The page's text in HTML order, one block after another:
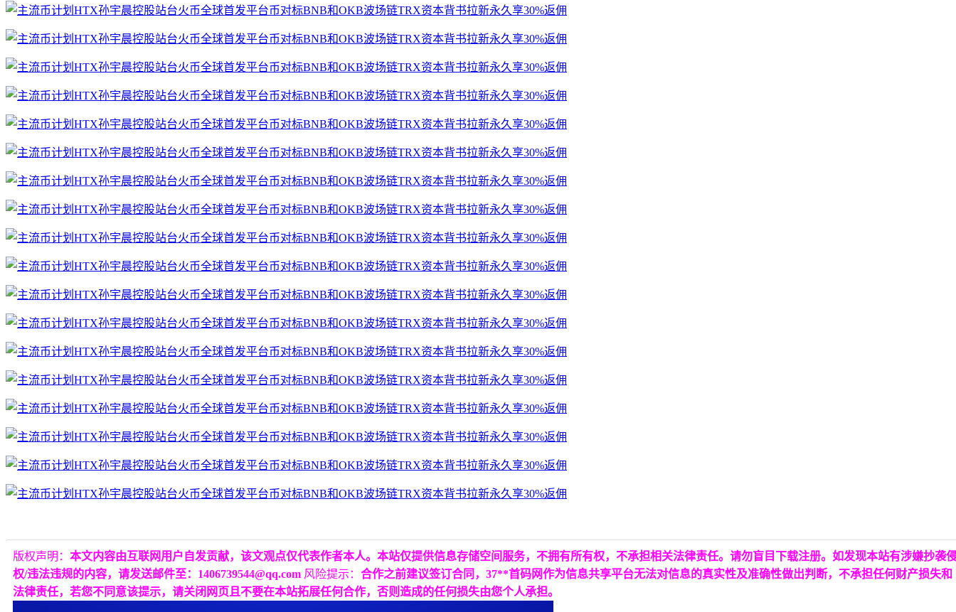
版权声明： 本文内容由互联网用户自发贡献，该文观点仅代表作者本人。本站仅提供信息存储空间服务，不拥有所有权，不承担相关法律责任。请勿盲目下载注册。如发现本站有涉嫌抄袭
权/违法违规的内容，请发送邮件至：1406739544@qq.com 风险提示： 合作之前建议签订合同，37**首码网作为信息共享平台无法对信息的真实性及准确性做出判断，不承担任何财产损失和
法律责任，若您不同意该提示，请关闭网页且不要在本站拓展任何合作，否则造成的任何损失由您个人承担。